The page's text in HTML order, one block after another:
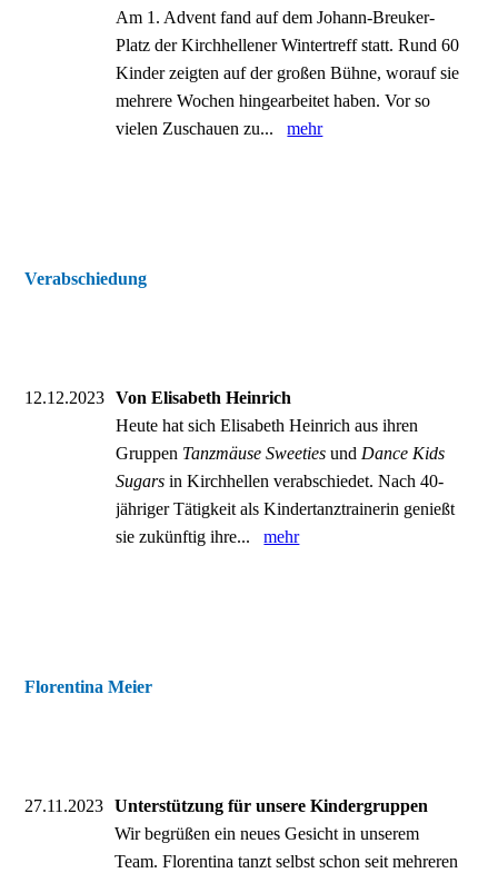
Am 1. Advent fand auf dem Johann-Breuker-
Platz der Kirchhellener Wintertreff statt. Rund 60
Kinder zeigten auf der großen Bühne, worauf sie
mehrere Wochen hingearbeitet haben. Vor so
vielen Zuschauen zu...mehr
Verabschiedung
12.12.2023
Von Elisabeth Heinrich
Heute hat sich Elisabeth Heinrich aus ihren
Gruppen Tanzmäuse Sweeties und Dance Kids
Sugars in Kirchhellen verabschiedet. Nach 40-
jähriger Tätigkeit als Kindertanztrainerin genießt
sie zukünftig ihre...mehr
Florentina Meier
27.11.2023
Unterstützung für unsere Kindergruppen
Wir begrüßen ein neues Gesicht in unserem
Team. Florentina tanzt selbst schon seit mehreren